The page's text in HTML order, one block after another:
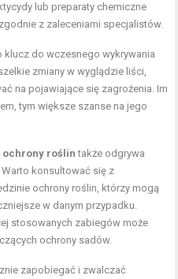
lub preparaty chemiczne
z zaleceniami specjalistów.
klucz do wczesnego wykrywania
zmiany w wyglądzie liści,
na pojawiające się zagrożenia. Im
tym większe szanse na jego
ochrony roślintakże odgrywa
konsultować się z
ochrony roślin, którzy mogą
w danym przypadku.
stosowanych zabiegów może
ochrony sadów.
zapobiegać i zwalczać